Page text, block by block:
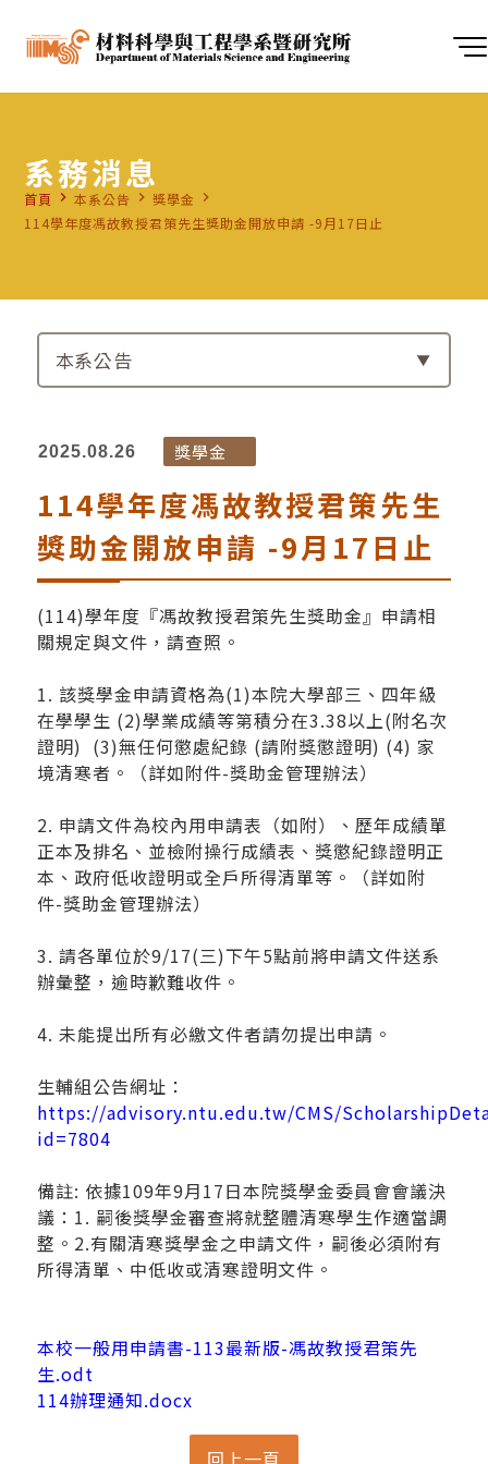
系務消息
首頁 navigate_next 本系公告 navigate_next 獎學金 navigate_next
114學年度馮故教授君策先生獎助金開放申請 -9月17日止
本系公告
2025.08.26 獎學金
114學年度馮故教授君策先生
獎助金開放申請 -9月17日止
(114)學年度『馮故教授君策先生獎助金』申請相
關規定與文件，請查照。
1. 該獎學金申請資格為(1)本院大學部三、四年級
在學學生 (2)學業成績等第積分在3.38以上(附名次
證明) (3)無任何懲處紀錄 (請附獎懲證明) (4) 家
境清寒者。（詳如附件-獎助金管理辦法）
2. 申請文件為校內用申請表（如附）、歷年成績單
正本及排名、並檢附操行成績表、獎懲紀錄證明正
本、政府低收證明或全戶所得清單等。（詳如附
件-獎助金管理辦法）
3. 請各單位於9/17(三)下午5點前將申請文件送系
辦彙整，逾時歉難收件。
4. 未能提出所有必繳文件者請勿提出申請。
生輔組公告網址：
https://advisory.ntu.edu.tw/CMS/
id=7804
備註: 依據109年9月17日本院獎學金委員會會議決
議：1. 嗣後獎學金審查將就整體清寒學生作適當調
整。2.有關清寒獎學金之申請文件，嗣後必須附有
所得清單、中低收或清寒證明文件。
本校一般用申請書-113最新版-馮故教授君策先
生.odt
114辦理通知.docx